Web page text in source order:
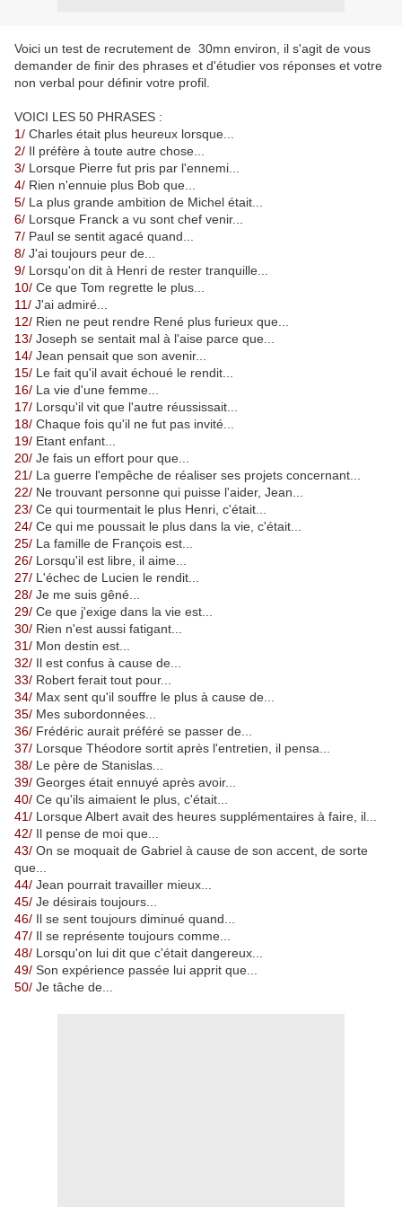
Voici un test de recrutement de 30mn environ, il s'agit de vous
demander de finir des phrases et d'étudier vos réponses et votre
non verbal pour définir votre profil.
VOICI LES 50 PHRASES :
1/ Charles était plus heureux lorsque...
2/ Il préfère à toute autre chose...
3/ Lorsque Pierre fut pris par l'ennemi...
4/ Rien n'ennuie plus Bob que...
5/ La plus grande ambition de Michel était...
6/ Lorsque Franck a vu sont chef venir...
7/ Paul se sentit agacé quand...
8/ J'ai toujours peur de...
9/ Lorsqu'on dit à Henri de rester tranquille...
10/ Ce que Tom regrette le plus...
11/ J'ai admiré...
12/ Rien ne peut rendre René plus furieux que...
13/ Joseph se sentait mal à l'aise parce que...
14/ Jean pensait que son avenir...
15/ Le fait qu'il avait échoué le rendit...
16/ La vie d'une femme...
17/ Lorsqu'il vit que l'autre réussissait...
18/ Chaque fois qu'il ne fut pas invité...
19/ Etant enfant...
20/ Je fais un effort pour que...
21/ La guerre l'empêche de réaliser ses projets concernant...
22/ Ne trouvant personne qui puisse l'aider, Jean...
23/ Ce qui tourmentait le plus Henri, c'était...
24/ Ce qui me poussait le plus dans la vie, c'était...
25/ La famille de François est...
26/ Lorsqu'il est libre, il aime...
27/ L'échec de Lucien le rendit...
28/ Je me suis gêné...
29/ Ce que j'exige dans la vie est...
30/ Rien n'est aussi fatigant...
31/ Mon destin est...
32/ Il est confus à cause de...
33/ Robert ferait tout pour...
34/ Max sent qu'il souffre le plus à cause de...
35/ Mes subordonnées...
36/ Frédéric aurait préféré se passer de...
37/ Lorsque Théodore sortit après l'entretien, il pensa...
38/ Le père de Stanislas...
39/ Georges était ennuyé après avoir...
40/ Ce qu'ils aimaient le plus, c'était...
41/ Lorsque Albert avait des heures supplémentaires à faire, il...
42/ Il pense de moi que...
43/ On se moquait de Gabriel à cause de son accent, de sorte
que...
44/ Jean pourrait travailler mieux...
45/ Je désirais toujours...
46/ Il se sent toujours diminué quand...
47/ Il se représente toujours comme...
48/ Lorsqu'on lui dit que c'était dangereux...
49/ Son expérience passée lui apprit que...
50/ Je tâche de...